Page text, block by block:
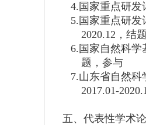
4. 国家重点研
5. 国家重点研
2020.12 ，结
6. 国家自然科
题，参与
7.山东省自然科
2017.01-
五、代表性学术